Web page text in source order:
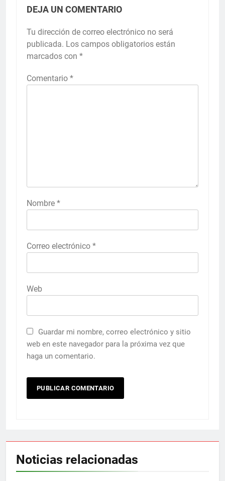
DEJA UN COMENTARIO
Tu dirección de correo electrónico no será
publicada. Los campos obligatorios están
marcados con *
Comentario *
Nombre *
Correo electrónico *
Web
Guardar mi nombre, correo electrónico y sitio
web en este navegador para la próxima vez que
haga un comentario.
Noticias relacionadas